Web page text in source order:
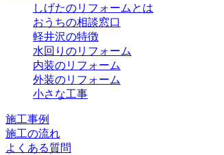
しげたのリフォームとは
おうちの相談窓口
軽井沢の特徴
水回りのリフォーム
内装のリフォーム
外装のリフォーム
小さな工事
施工事例
施工の流れ
よくある質問